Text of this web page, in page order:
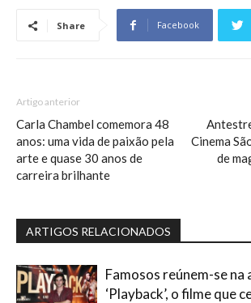
Share Facebook
Artigo anterior
Carla Chambel comemora 48
anos: uma vida de paixão pela
arte e quase 30 anos de
carreira brilhante
Cinema
de
ARTIGOS RELACIONADOS
Famosos reúnem-se
‘Playback’, o filme que